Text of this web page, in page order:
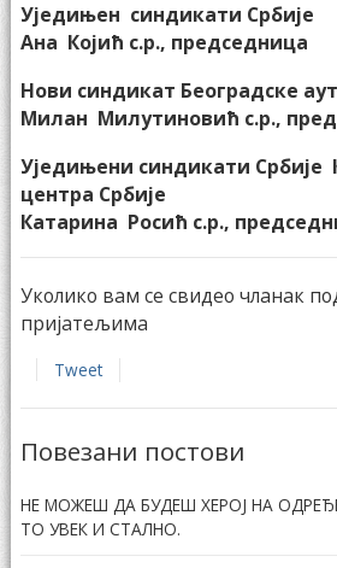
Уједињен синдикати Србије
Ана Којић с.р., председница
Нови синдикат Београдске
Милан Милутиновић с.р.,
Уједињени синдикати Србије
центра Србије
Катарина Росић с.р.,
Уколико вам се свидео чланак
пријатељима
Tweet
Повезани постови
НЕ МОЖЕШ ДА БУДЕШ ХЕРОЈ НА
ТО УВЕК И СТАЛНО.